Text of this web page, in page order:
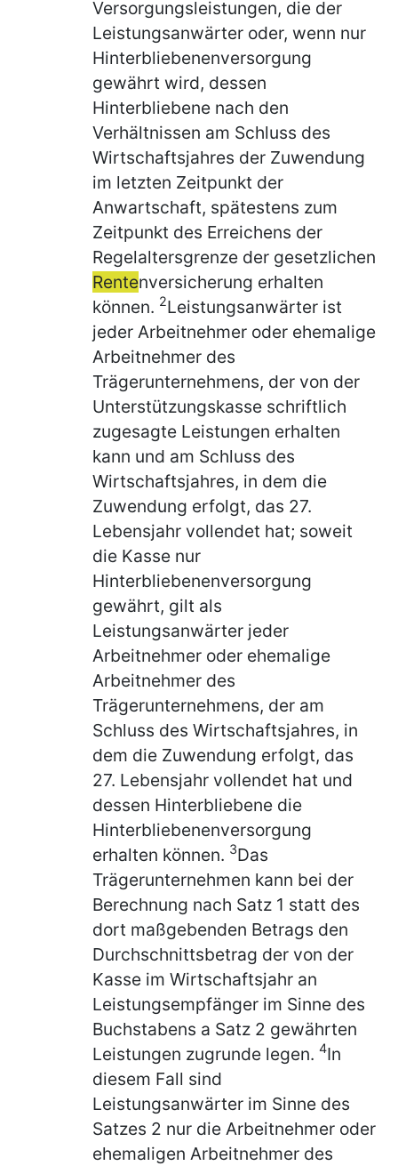
Versorgungsleistungen, die der
Leistungsanwärter oder, wenn nur
Hinterbliebenenversorgung
gewährt wird, dessen
Hinterbliebene nach den
Verhältnissen am Schluss des
Wirtschaftsjahres der Zuwendung
im letzten Zeitpunkt der
Anwartschaft, spätestens zum
Zeitpunkt des Erreichens der
Regelaltersgrenze der gesetzlichen
Rentenversicherung erhalten
können. 2Leistungsanwärter ist
jeder Arbeitnehmer oder ehemalige
Arbeitnehmer des
Trägerunternehmens, der von der
Unterstützungskasse schriftlich
zugesagte Leistungen erhalten
kann und am Schluss des
Wirtschaftsjahres, in dem die
Zuwendung erfolgt, das 27.
Lebensjahr vollendet hat; soweit
die Kasse nur
Hinterbliebenenversorgung
gewährt, gilt als
Leistungsanwärter jeder
Arbeitnehmer oder ehemalige
Arbeitnehmer des
Trägerunternehmens, der am
Schluss des Wirtschaftsjahres, in
dem die Zuwendung erfolgt, das
27. Lebensjahr vollendet hat und
dessen Hinterbliebene die
Hinterbliebenenversorgung
erhalten können. 3Das
Trägerunternehmen kann bei der
Berechnung nach Satz 1 statt des
dort maßgebenden Betrags den
Durchschnittsbetrag der von der
Kasse im Wirtschaftsjahr an
Leistungsempfänger im Sinne des
Buchstabens a Satz 2 gewährten
Leistungen zugrunde legen. 4In
diesem Fall sind
Leistungsanwärter im Sinne des
Satzes 2 nur die Arbeitnehmer oder
ehemaligen Arbeitnehmer des